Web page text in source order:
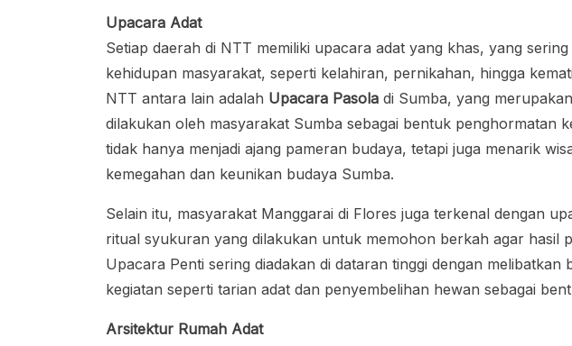
Upacara Adat
Setiap daerah di NTT memiliki upacara adat yang khas, yang
kehidupan masyarakat, seperti kelahiran, pernikahan, hingga
NTT antara lain adalah Upacara Pasola di Sumba, yang
dilakukan oleh masyarakat Sumba sebagai bentuk penghormatan
tidak hanya menjadi ajang pameran budaya, tetapi juga menarik
kemegahan dan keunikan budaya Sumba.
Selain itu, masyarakat Manggarai di Flores juga terkenal dengan
ritual syukuran yang dilakukan untuk memohon berkah agar hasil
Upacara Penti sering diadakan di dataran tinggi dengan melibatkan
kegiatan seperti tarian adat dan penyembelihan hewan sebagai
Arsitektur Rumah Adat